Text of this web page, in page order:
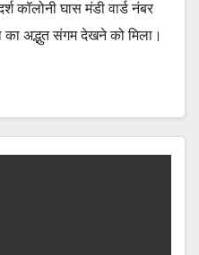
कॉलोनी घास मंडी वार्ड नंबर
का अद्भुत संगम देखने को मिला।